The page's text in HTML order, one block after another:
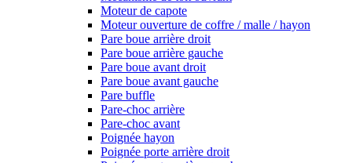
Moteur de capote
Moteur ouverture de coffre / malle / hayon
Pare boue arrière droit
Pare boue arrière gauche
Pare boue avant droit
Pare boue avant gauche
Pare buffle
Pare-choc arrière
Pare-choc avant
Poignée hayon
Poignée porte arrière droit